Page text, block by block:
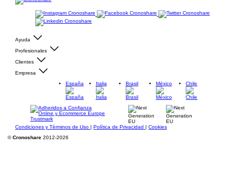
Ayuda
Profesionales
Clientes
Empresa
España
Italia Brasil México Chile
Condiciones y Términos de Uso | Política de Privacidad | Cookies
©Cronoshare 2012-2026